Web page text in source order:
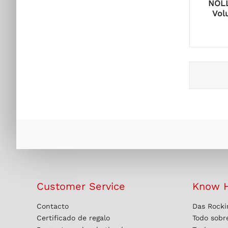
Customer Service
Contacto
Certificado de regalo
Know
Das
Todo